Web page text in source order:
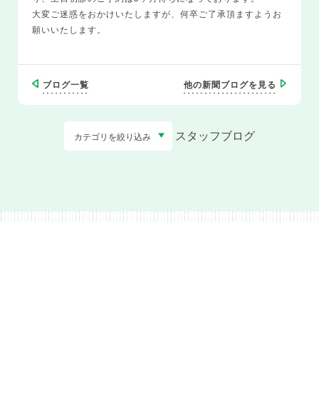
大変ご迷惑をおかけいたしますが、何卒ご了承頂ますようお
願いいたします。
ブログ一覧 他の新聞ブログを見る
カテゴリを絞り込み スタッフブログ